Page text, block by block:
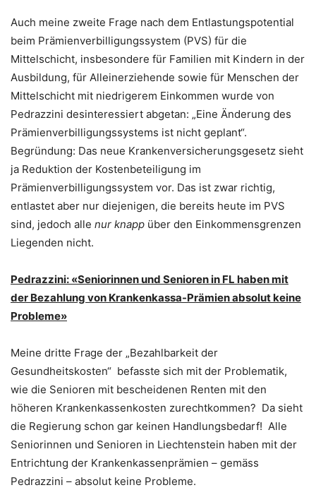
Auch meine zweite Frage nach dem Entlastungspotential
beim Prämienverbilligungssystem (PVS) für die
Mittelschicht, insbesondere für Familien mit Kindern in der
Ausbildung, für Alleinerziehende sowie für Menschen der
Mittelschicht mit niedrigerem Einkommen wurde von
Pedrazzini desinteressiert abgetan: „Eine Änderung des
Prämienverbilligungssystems ist nicht geplant“.
Begründung: Das neue Krankenversicherungsgesetz sieht
ja Reduktion der Kostenbeteiligung im
Prämienverbilligungssystem vor. Das ist zwar richtig,
entlastet aber nur diejenigen, die bereits heute im PVS
sind, jedoch alle nur knapp über den Einkommensgrenzen
Liegenden nicht.
Pedrazzini: «Seniorinnen und Senioren in FL haben mit
der Bezahlung von Krankenkassa-Prämien absolut keine
Probleme»
Meine dritte Frage der „Bezahlbarkeit der
Gesundheitskosten“ befasste sich mit der Problematik,
wie die Senioren mit bescheidenen Renten mit den
höheren Krankenkassenkosten zurechtkommen? Da sieht
die Regierung schon gar keinen Handlungsbedarf! Alle
Seniorinnen und Senioren in Liechtenstein haben mit der
Entrichtung der Krankenkassenprämien – gemäss
Pedrazzini – absolut keine Probleme.